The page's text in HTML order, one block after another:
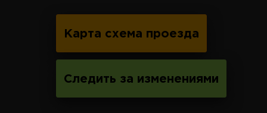
Карта схема проезда
Следить за изменениями